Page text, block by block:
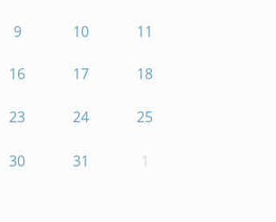
9 10 11
16 17 18
23 24 25
30 31 1